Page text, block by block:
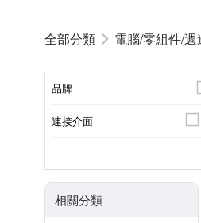
電腦/零組件/
品牌
連接介面
相關分類